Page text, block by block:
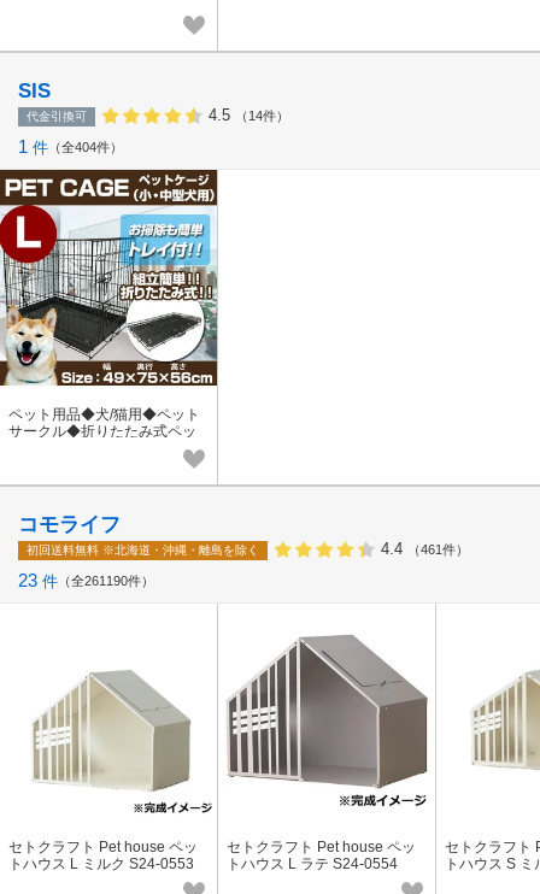
SIS
代金引換可 4.5 （14件）
1 件 全404件
ペット用品◆犬/猫用◆ペット
サークル◆折りたたみ式ペッ
コモライフ
初回送料無料 ※北海道・沖縄・離島を除く 4.4 （461件）
23 件 全261190件
セトクラフト Pet house ペッ
トハウス L ミルク S24-0553
セトクラフト Pet house ペッ
トハウス L ラテ S24-0554
セトクラフト
トハウス S